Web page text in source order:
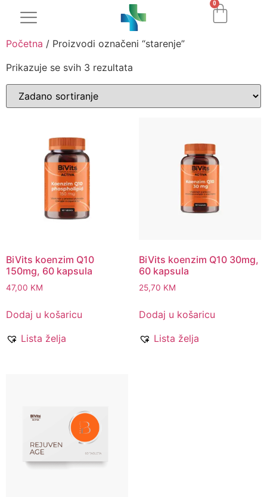
0
Početna / Proizvodi označeni “starenje”
Prikazuje se svih 3 rezultata
BiVits koenzim Q10
150mg, 60 kapsula
47,00 KM
Dodaj u košaricu
Lista želja
BiVits koenzim Q10 30mg,
60 kapsula
25,70 KM
Dodaj u košaricu
Lista želja